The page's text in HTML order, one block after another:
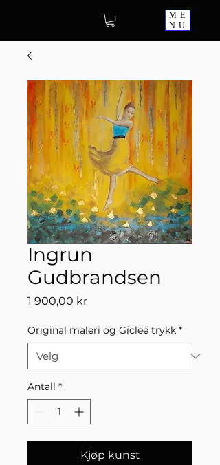
ME
NU
Ingrun
Gudbrandsen
1 900,00 krPris
Original maleri og Gicleé trykk *
Antall *
Kjøp kunst